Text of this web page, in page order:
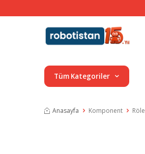
Tüm Kategoriler
Anasayfa Komponent Röle